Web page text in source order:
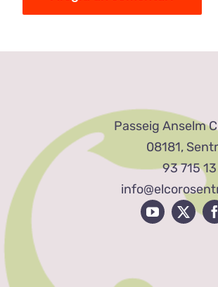
Passeig Anselm
08181,
93 715